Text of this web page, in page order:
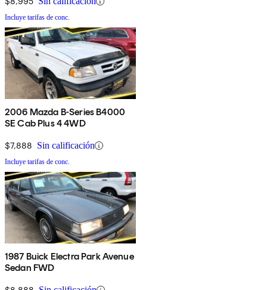
Incluye tarifas de conc.
2006 Mazda B-Series B4000
SE Cab Plus 4 4WD
$7,888 Sin calificación
Incluye tarifas de conc.
1987 Buick Electra Park Avenue
Sedan FWD